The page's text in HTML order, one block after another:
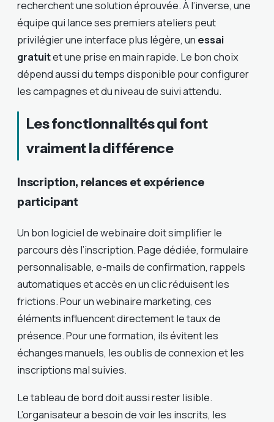
recherchent une solution éprouvée. À l’inverse, une
équipe qui lance ses premiers ateliers peut
privilégier une interface plus légère, un essai
gratuitet une prise en main rapide. Le bon choix
dépend aussi du temps disponible pour configurer
les campagnes et du niveau de suivi attendu.
Les fonctionnalités qui font
vraiment la différence
Inscription, relances et expérience
participant
Un bon logiciel de webinaire doit simplifier le
parcours dès l’inscription. Page dédiée, formulaire
personnalisable, e-mails de confirmation, rappels
automatiques et accès en un clic réduisent les
frictions. Pour un webinaire marketing, ces
éléments influencent directement le taux de
présence. Pour une formation, ils évitent les
échanges manuels, les oublis de connexion et les
inscriptions mal suivies.
Le tableau de bord doit aussi rester lisible.
L’organisateur a besoin de voir les inscrits, les